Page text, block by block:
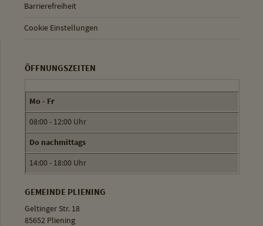
Barrierefreiheit
Cookie Einstellungen
ÖFFNUNGSZEITEN
Mo - Fr
08:00 - 12:00 Uhr
Do nachmittags
14:00 - 18:00 Uhr
GEMEINDE PLIENING
Geltinger Str. 18
85652 Pliening